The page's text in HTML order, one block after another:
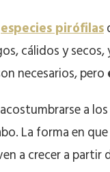
especies pirófilas
cálidos y
necesarios, pero
a los
La forma en
a crecer a